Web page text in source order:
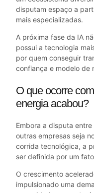
disputam espaço a
mais especializadas.
A próxima fase da IA
possui a tecnologia
por quem conseguir
confiança e modelo de
O que ocorre
energia acabou?
Embora a disputa
outras empresas seja
corrida tecnológica, a
ser definida por um
O crescimento
impulsionado uma